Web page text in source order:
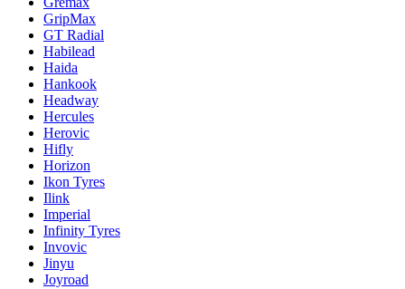
GripMax
GT Radial
Habilead
Haida
Hankook
Headway
Hercules
Herovic
Hifly
Horizon
Ikon Tyres
Ilink
Imperial
Infinity Tyres
Invovic
Jinyu
Joyroad